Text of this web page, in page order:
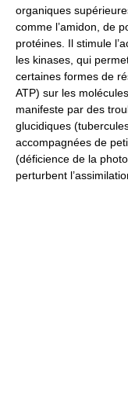
organiques
comme l’amidon, de
protéines. Il stimule
les kinases, qui
certaines formes de
ATP) sur les
manifeste par des
glucidiques
accompagnées de
(déficience de la
perturbent